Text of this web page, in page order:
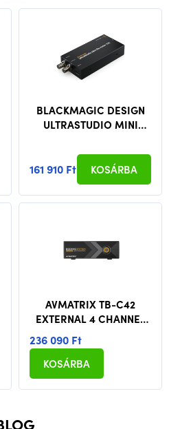
BLACKMAGIC DESIGN
ULTRASTUDIO MINI
161 910 Ft KOSÁRBA
AVMATRIX TB-C42
EXTERNAL 4 CHANNEL
4K HDMI CAPTURE BOX
236 090 Ft
KOSÁRBA